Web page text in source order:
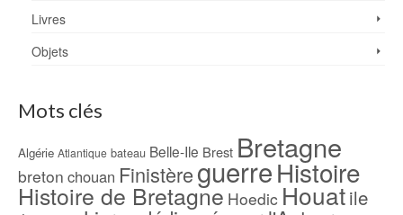
Livres
Objets
Mots clés
Algérie Atlantique bateau Belle-Ile Brest Bretagne
breton chouan FinistèreguerreHistoire
Histoire de Bretagne Hoedic Houatile